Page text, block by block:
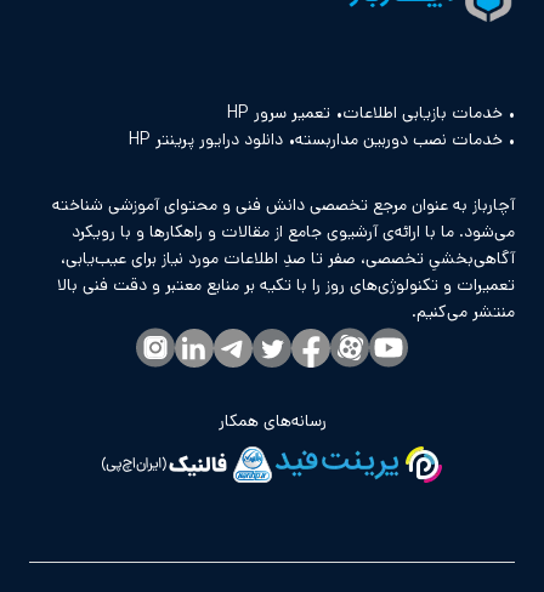
خدمات بازیابی اطلاعات تعمیر سرور HP
خدمات نصب دوربین مداربسته دانلود درایور پرینتر HP
آچارباز به عنوان مرجع تخصصی دانش فنی و محتوای آموزشی شناخته
می‌شود. ما با ارائه‌ی آرشیوی جامع از مقالات و راهکارها و با رویکرد
آگاهی‌بخشیِ تخصصی، صفر تا صدِ اطلاعات مورد نیاز برای عیب‌یابی،
تعمیرات و تکنولوژی‌های روز را با تکیه بر منابع معتبر و دقت فنی بالا
منتشر می‌کنیم.
رسانه‌های همکار